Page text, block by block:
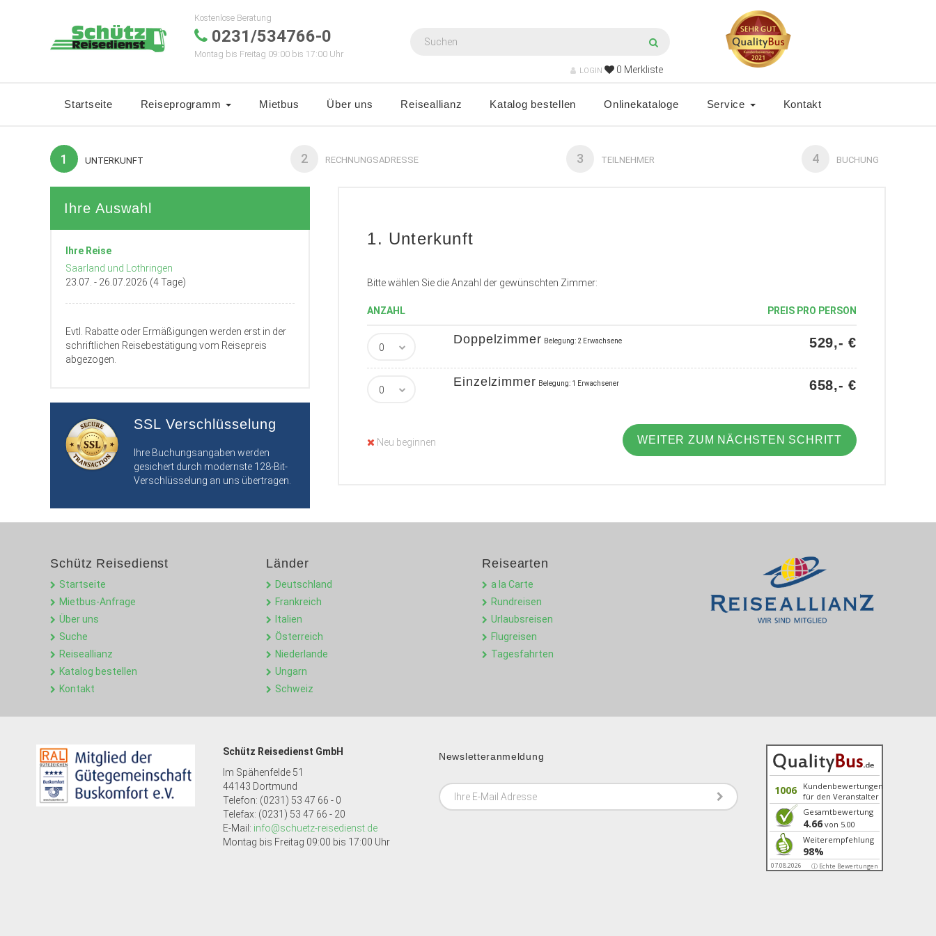
Kostenlose Beratung
0231/534766-0
Montag bis Freitag 09:00 bis 17:00 Uhr
LOGIN 0 Merkliste
Startseite Reiseprogramm Mietbus Über uns Reiseallianz Katalog bestellen Onlinekataloge Service Kontakt
1 UNTERKUNFT 2 RECHNUNGSADRESSE 3 TEILNEHMER 4 BUCHUNG
1. Unterkunft
Bitte wählen Sie die Anzahl der gewünschten Zimmer:
ANZAHL PREIS PRO PERSON
Doppelzimmer Belegung: 2 Erwachsene 529,- €
Einzelzimmer Belegung: 1 Erwachsener 658,- €
WEITER ZUM NÄCHSTEN SCHRITT
Neu beginnen
Ihre Auswahl
Ihre Reise
Saarland und Lothringen
23.07. - 26.07.2026 (4 Tage)
Evtl. Rabatte oder Ermäßigungen werden erst in der
schriftlichen Reisebestätigung vom Reisepreis
abgezogen.
SSL Verschlüsselung
Ihre Buchungsangaben werden
gesichert durch modernste 128-Bit-
Verschlüsselung an uns übertragen.
Schütz Reisedienst
Startseite
Mietbus-Anfrage
Über uns
Suche
Reiseallianz
Katalog bestellen
Kontakt
Länder
Deutschland
Frankreich
Italien
Österreich
Niederlande
Ungarn
Schweiz
Reisearten
a la Carte
Rundreisen
Urlaubsreisen
Flugreisen
Tagesfahrten
Schütz Reisedienst GmbH
Im Spähenfelde 51
44143 Dortmund
Telefon: (0231) 53 47 66 - 0
Telefax: (0231) 53 47 66 - 20
E-Mail: info@schuetz-reisedienst.de
Montag bis Freitag 09:00 bis 17:00 Uhr
Newsletteranmeldung
1006
Kundenbewertungen
für den Veranstalter
Gesamtbewertung
4.66von 5.00
Weiterempfehlung
98%
07.08.2026 ⓘ Echte Bewertungen